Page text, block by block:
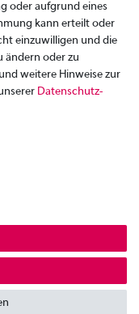
oder aufgrund eines
kann erteilt oder
einzuwilligen und die
ändern oder zu
und weitere Hinweise zur
Daten­schutz­